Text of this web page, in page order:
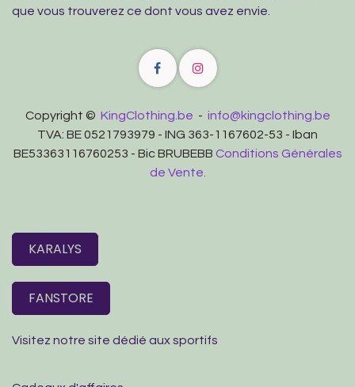
que vous trouverez ce dont vous avez envie.
Copyright © KingClothing.be - info@kingclothing.be
TVA: BE 0521793979 - ING 363-1167602-53 - Iban
BE53363116760253 - Bic BRUBEBB Conditions Générales
de Vente.
KARALYS
FANSTORE
Visitez notre site dédié aux sportifs